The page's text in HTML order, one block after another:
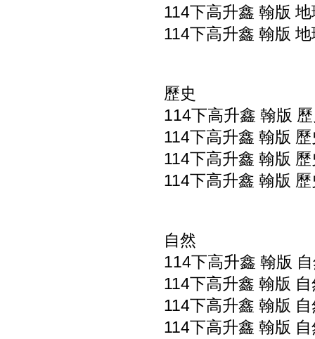
114下高升鑫 翰版
114下高升鑫 翰版
歷史
114下高升鑫 翰版
114下高升鑫 翰版
114下高升鑫 翰版
114下高升鑫 翰版
自然
114下高升鑫 翰版
114下高升鑫 翰版
114下高升鑫 翰版
114下高升鑫 翰版